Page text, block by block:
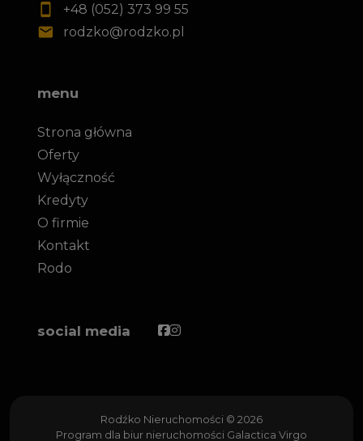
+48 (052) 373 99 55
rodzko@rodzko.pl
menu
Strona główna
Oferty
Wyłączność
Kredyty
O firmie
Kontakt
Rodo
social media Facebook
Facebook
Rodźko Nieruchomości © 2026
Program dla biur nieruchomości Galactica Virgo